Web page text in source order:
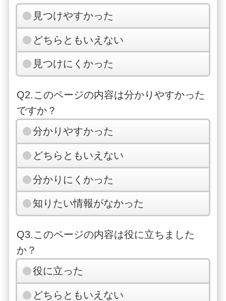
見つけやすかった
どちらともいえない
見つけにくかった
Q2.このページの内容は分かりやすかった
ですか？
分かりやすかった
どちらともいえない
分かりにくかった
知りたい情報がなかった
Q3.このページの内容は役に立ちました
か？
役に立った
どちらともいえない